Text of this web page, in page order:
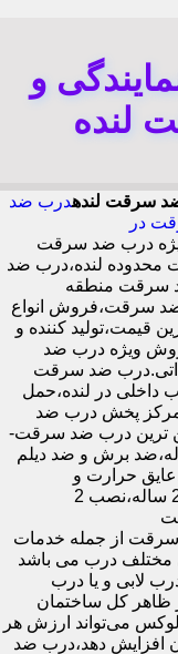
و
لنده
ضد سرقت لندهدرب ضد
در
ویژه درب ضد سرقت
محدوده لنده،درب ضد
سرقت منطقه
ضد سرقت،فروش انواع
قیمت،تولید کننده و
ویژه درب ضد
ضد سرقت
در لنده،حمل
پخش درب ضد
ترین درب ضد سرقت-
برش و ضد دیلم
حرارت و
صوت،اکیپ نصاب حرفه ای با گارانتی نصب 2 ساله،نصب 2
سرقت از جمله خدمات
مختلف درب می باشد
لابی و یا درب
ظاهر کل ساختمان
می‌تواند ارزش هر
را ۱۰۰ تا ۵۰۰ هزار تومان افزایش دهد،درب ضد